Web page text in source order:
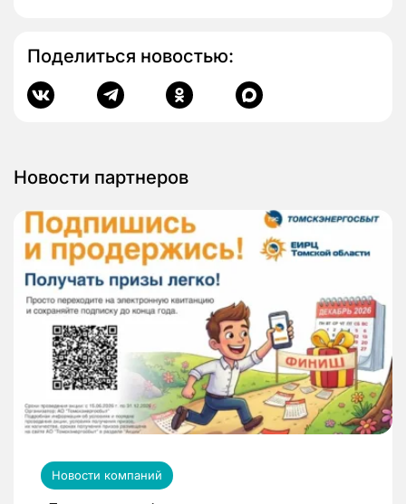
Поделиться новостью:
Новости партнеров
Новости компаний